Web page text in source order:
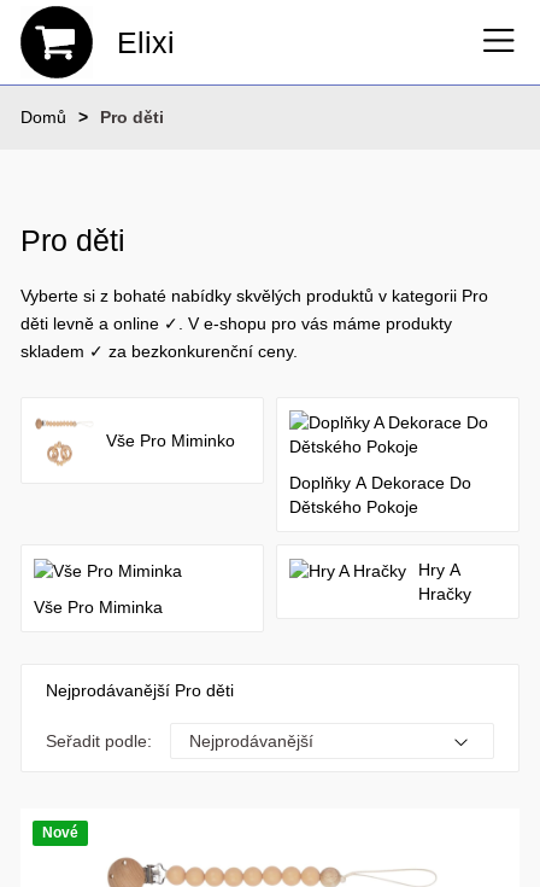
Elixi
Domů Pro děti
Pro děti
Vyberte si z bohaté nabídky skvělých produktů v kategorii Pro
děti levně a online ✓. V e-shopu pro vás máme produkty
skladem ✓ za bezkonkurenční ceny.
Vše Pro Miminko
Doplňky A Dekorace Do
Dětského Pokoje
Vše Pro Miminka
Hry A
Hračky
Nejprodávanější Pro děti
Seřadit podle:
Nové